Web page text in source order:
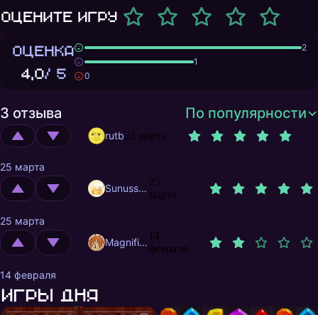
Оцените игру
ОЦЕНКА
4,0/ 5
2
1
0
3 отзыва По популярности
rutb25 марта
25 марта
Sunusstex
25
марта
25 марта
MagnificentMrFox
14
февраля
14 февраля
Игры дня